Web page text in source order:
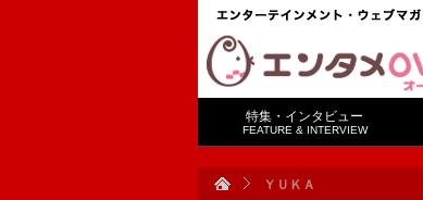
特集・インタビュー
FEATURE & INTERVIEW
ＹＵＫＡ